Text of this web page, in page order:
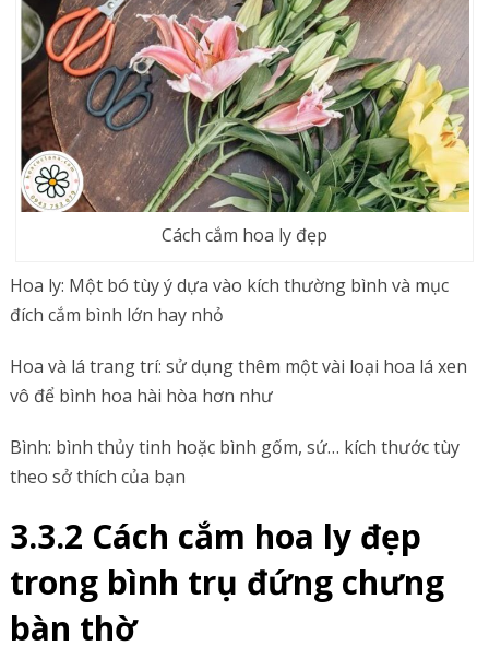
Cách cắm hoa ly đẹp
Hoa ly: Một bó tùy ý dựa vào kích thường bình và mục
đích cắm bình lớn hay nhỏ
Hoa và lá trang trí: sử dụng thêm một vài loại hoa lá xen
vô để bình hoa hài hòa hơn như
Bình: bình thủy tinh hoặc bình gốm, sứ… kích thước tùy
theo sở thích của bạn
3.3.2 Cách cắm hoa ly đẹp
trong bình trụ đứng chưng
bàn thờ